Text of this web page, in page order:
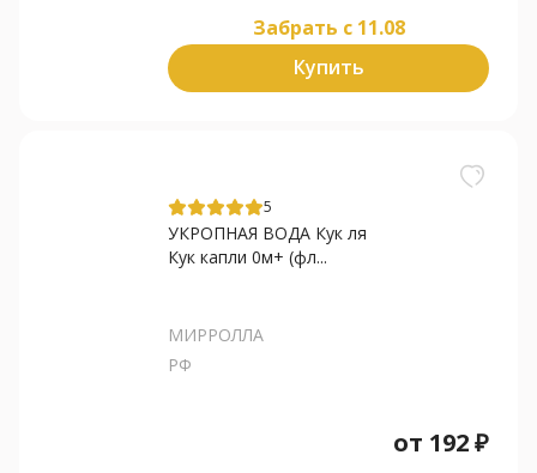
Забрать c 11.08
Купить
5
УКРОПНАЯ ВОДА Кук ля
Кук капли 0м+ (фл...
МИРРОЛЛА
РФ
от 192₽